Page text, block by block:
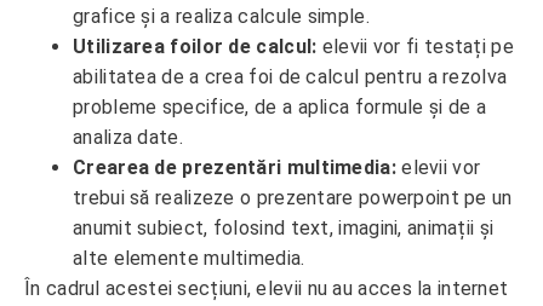
grafice și a realiza calcule simple.
Utilizarea foilor de calcul: elevii vor fi testați pe
abilitatea de a crea foi de calcul pentru a rezolva
probleme specifice, de a aplica formule și de a
analiza date.
Crearea de prezentări multimedia:elevii vor
trebui să realizeze o prezentare powerpoint pe un
anumit subiect, folosind text, imagini, animații și
alte elemente multimedia.
În cadrul acestei secțiuni, elevii nu au acces la internet